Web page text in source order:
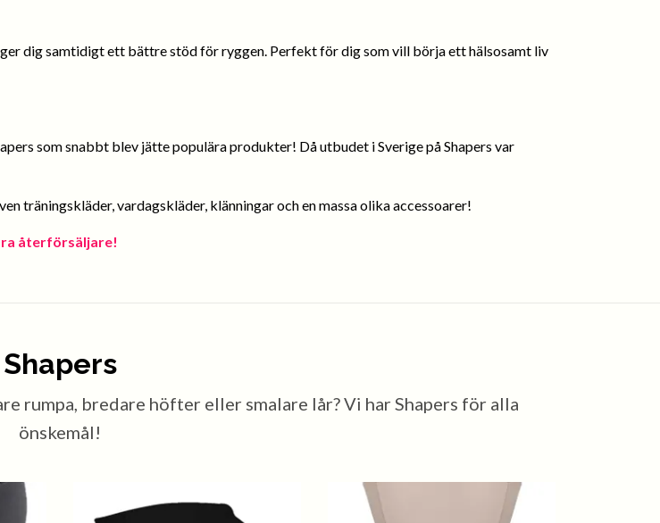
dig samtidigt ett bättre stöd för ryggen. Perfekt för dig som vill börja ett hälsosamt liv
som snabbt blev jätte populära produkter! Då utbudet i Sverige på Shapers var
träningskläder, vardagskläder, klänningar och en massa olika accessoarer!
återförsäljare!
Shapers
rumpa, bredare höfter eller smalare lår? Vi har Shapers för alla
önskemål!